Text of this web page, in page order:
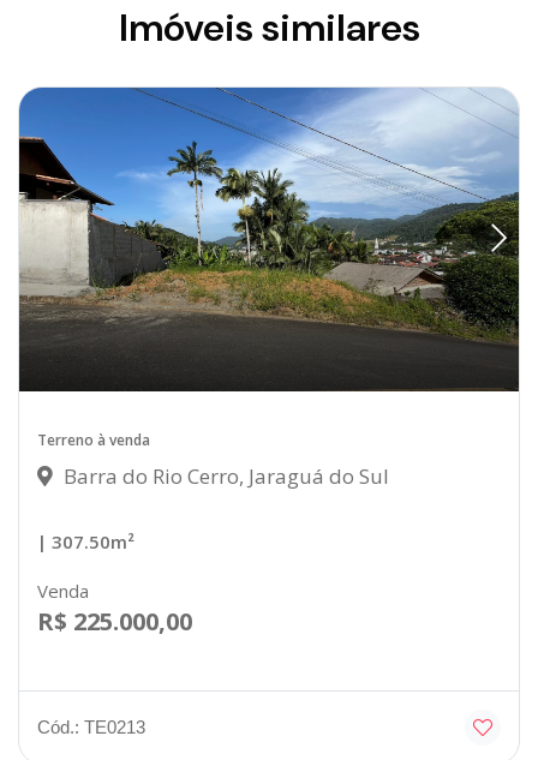
Imóveis similares
Terreno à venda
Barra do Rio Cerro, Jaraguá do Sul
| 307.50m²
Venda
R$ 225.000,00
Cód.: TE0213